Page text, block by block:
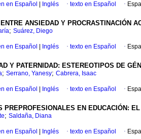
en Español Inglés · texto en Español ·
ANSIEDAD Y PROCRASTINACIÓN
; Suárez, Diego
en Español Inglés · texto en Español ·
Y PATERNIDAD: ESTEREOTIPOS DE
; Serrano, Yanesy; Cabrera, Isaac
en Español Inglés · texto en Español ·
PREPROFESIONALES EN EDUCACIÓN:
; Saldaña, Diana
en Español Inglés · texto en Español ·